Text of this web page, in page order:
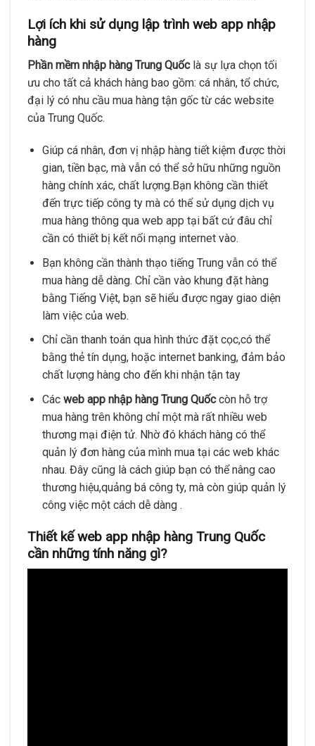
Lợi ích khi sử dụng lập trình web app nhập
hàng
Phần mềm nhập hàng Trung Quốclà sự lựa chọn tối
ưu cho tất cả khách hàng bao gồm: cá nhân, tổ chức,
đại lý có nhu cầu mua hàng tận gốc từ các website
của Trung Quốc.
Giúp cá nhân, đơn vị nhập hàng tiết kiệm được thời
gian, tiền bạc, mà vẫn có thể sở hữu những nguồn
hàng chính xác, chất lượng.Bạn không cần thiết
đến trực tiếp công ty mà có thể sử dụng dịch vụ
mua hàng thông qua web app tại bất cứ đâu chỉ
cần có thiết bị kết nối mạng internet vào.
Bạn không cần thành thạo tiếng Trung vẫn có thể
mua hàng dễ dàng. Chỉ cần vào khung đặt hàng
bằng Tiếng Việt, bạn sẽ hiểu được ngay giao diện
làm việc của web.
Chỉ cần thanh toán qua hình thức đặt cọc,có thể
bằng thẻ tín dụng, hoặc internet banking, đảm bảo
chất lượng hàng cho đến khi nhận tận tay
Các web app nhập hàng Trung Quốccòn hỗ trợ
mua hàng trên không chỉ một mà rất nhiều web
thương mại điện tử. Nhờ đó khách hàng có thể
quản lý đơn hàng của mình mua tại các web khác
nhau. Đây cũng là cách giúp bạn có thể nâng cao
thương hiệu,quảng bá công ty, mà còn giúp quản lý
công việc một cách dễ dàng .
Thiết kế web app nhập hàng Trung Quốc
cần những tính năng gì?